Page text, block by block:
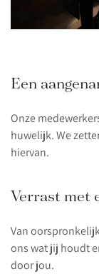
Een
Onze
huwelijk. We
hiervan.
Verrast met
Van
ons wat jij houdt
door jou.